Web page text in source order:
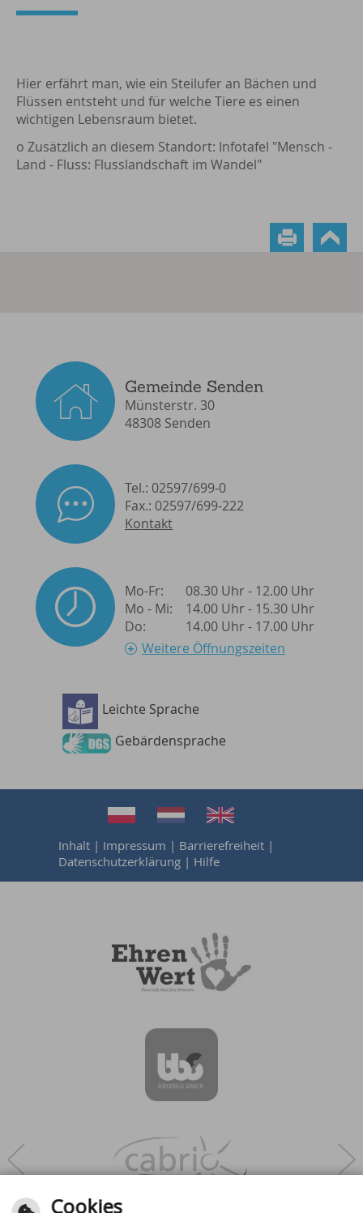
Hier erfährt man, wie ein Steilufer an Bächen und
Flüssen entsteht und für welche Tiere es einen
wichtigen Lebensraum bietet.
o Zusätzlich an diesem Standort: Infotafel "Mensch -
Land - Fluss: Flusslandschaft im Wandel"
Gemeinde Senden
Münsterstr. 30
48308 Senden
Tel.: 02597/699-0
Fax.: 02597/699-222
Kontakt
Mo-Fr:
Mo - Mi:
Do:
08.30 Uhr - 12.00 Uhr
14.00 Uhr - 15.30 Uhr
14.00 Uhr - 17.00 Uhr
Weitere Öffnungszeiten
Barrierefreiheit
Leichte Sprache
Gebärdensprache
Inhalt| Impressum | Barrierefreiheit|
Datenschutzerklärung| Hilfe
Cookies